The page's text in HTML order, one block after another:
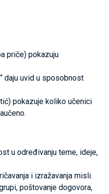
priče) pokazuju
daju uvid u sposobnost
pokazuje koliko učenici
u određivanju teme, ideje,
i izražavanja misli.
poštovanje dogovora,